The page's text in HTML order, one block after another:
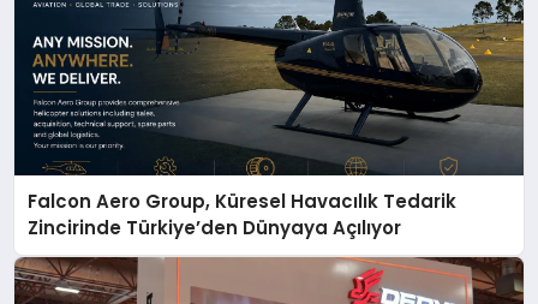
Falcon Aero Group, Küresel Havacılık Tedarik
Zincirinde Türkiye’den Dünyaya Açılıyor